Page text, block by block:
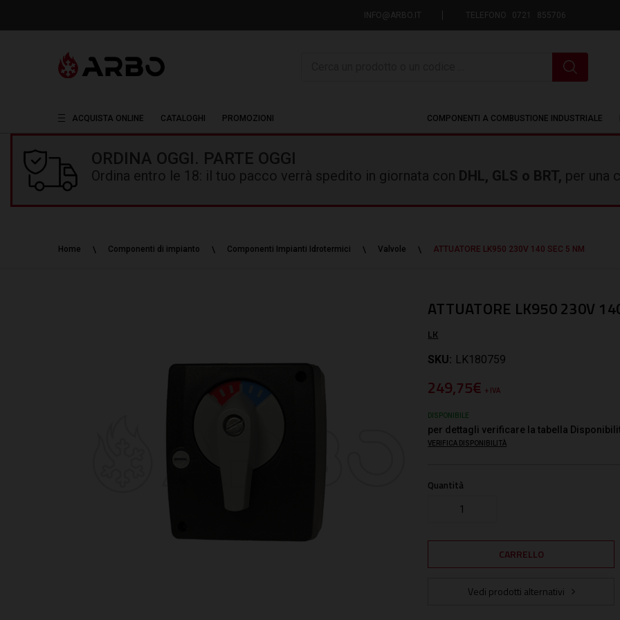
INFO@ARBO.IT TELEFONO 0721 855706
ACQUISTA ONLINE CATALOGHI PROMOZIONI COMPONENTI A COMBUSTIONE INDUSTRIALE
ORDINA OGGI. PARTE OGGI
Ordina entro le 18: il tuo pacco verrà spedito in giornata con DHL, GLS o BRT, per una
Home Componenti di impianto Componenti Impianti Idrotermici Valvole ATTUATORE LK950 230V 140 SEC 5 NM
ATTUATORE LK950 230V
LK
SKU: LK180759
249,75€+ IVA
DISPONIBILE
per dettagli verificare la tabella
VERIFICA DISPONIBILITÀ
Quantità
Vedi prodotti alternativi